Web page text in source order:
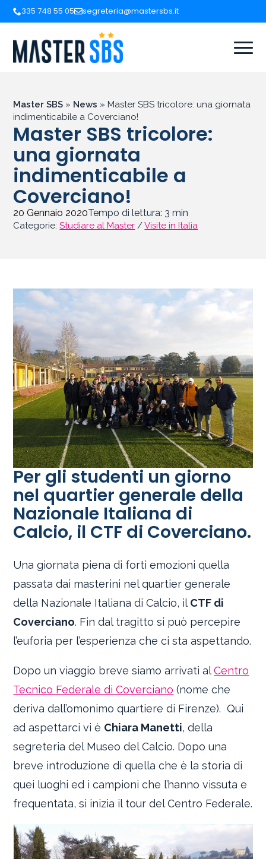
335 748 55 05 segreteria@mastersbs.it
Master SBS » News » Master SBS tricolore: una giornata
indimenticabile a Coverciano!
Master SBS tricolore:
una giornata
indimenticabile a
Coverciano!
20 Gennaio 2020Tempo di lettura: 3 min
Categorie:Studiare al Master /Visite in Italia
Per gli studenti un giorno
nel quartier generale della
Nazionale Italiana di
Calcio, il CTF di Coverciano.
Una giornata piena di forti emozioni quella
passata dai masterini nel quartier generale
della Nazionale Italiana di Calcio, ilCTF di
Coverciano. Fin dal tragitto si può percepire
l’euforia per l’esperienza che ci sta aspettando.
Dopo un viaggio breve siamo arrivati alCentro
Tecnico Federale di Coverciano (nome che
deriva dall’omonimo quartiere di Firenze). Qui
ad aspettarci vi è Chiara Manetti, della
segreteria del Museo del Calcio. Dopo una
breve introduzione di quella che è la storia di
quei luoghi ed i campioni che l’hanno vissuta e
frequentata, si inizia il tour del Centro Federale.